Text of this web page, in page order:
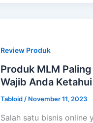
Review Produk
Produk MLM
Wajib Anda
Tabloid / November 11, 2023
Salah satu bisnis online